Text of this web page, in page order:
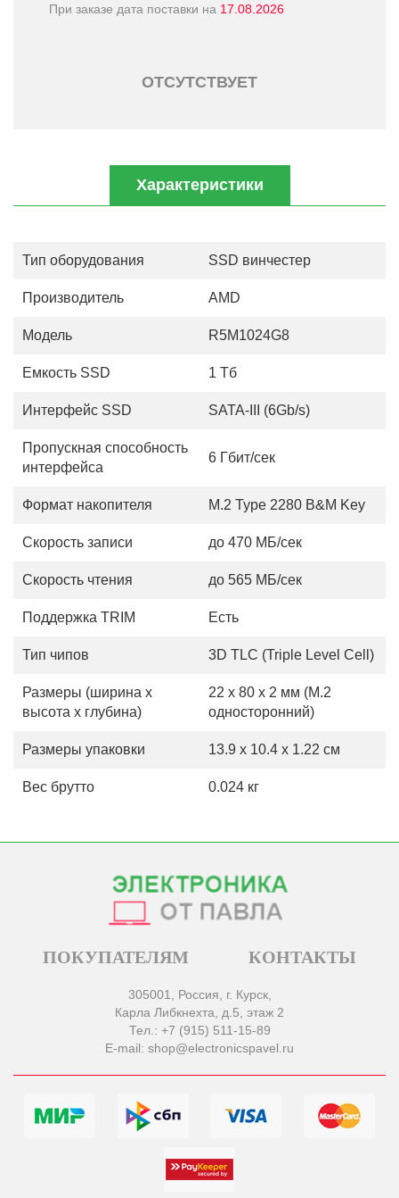
При заказе дата поставки на 17.08.2026
ОТСУТСТВУЕТ
Характеристики
Тип оборудования SSD винчестер
Производитель AMD
Модель R5M1024G8
Емкость SSD 1 Тб
Интерфейс SSD SATA-III (6Gb/s)
Пропускная способность
интерфейса
6 Гбит/сек
Формат накопителя M.2 Type 2280 B&M Key
Скорость записи до 470 МБ/сек
Скорость чтения до 565 МБ/сек
Поддержка TRIM Есть
Тип чипов 3D TLC (Triple Level Cell)
Размеры (ширина х
высота х глубина)
22 x 80 x 2 мм (M.2
односторонний)
Размеры упаковки 13.9 x 10.4 x 1.22 см
Вес брутто 0.024 кг
ПОКУПАТЕЛЯМ КОНТАКТЫ
305001, Россия, г. Курск,
Карла Либкнехта, д.5, этаж 2
Тел.: +7 (915) 511-15-89
E-mail: shop@electronicspavel.ru